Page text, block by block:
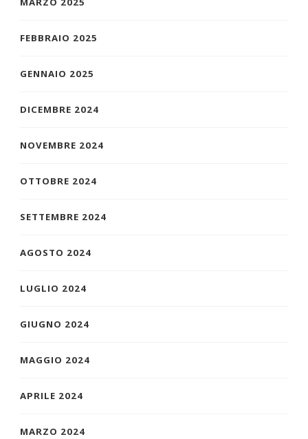
FEBBRAIO 2025
GENNAIO 2025
DICEMBRE 2024
NOVEMBRE 2024
OTTOBRE 2024
SETTEMBRE 2024
AGOSTO 2024
LUGLIO 2024
GIUGNO 2024
MAGGIO 2024
APRILE 2024
MARZO 2024